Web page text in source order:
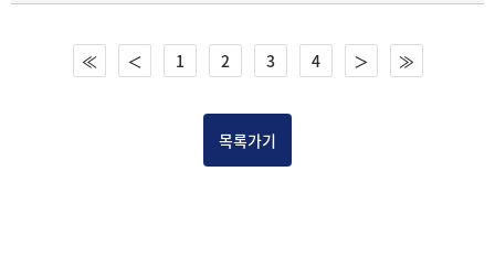
≪ ＜ 1 2 3 4 ＞ ≫
목록가기